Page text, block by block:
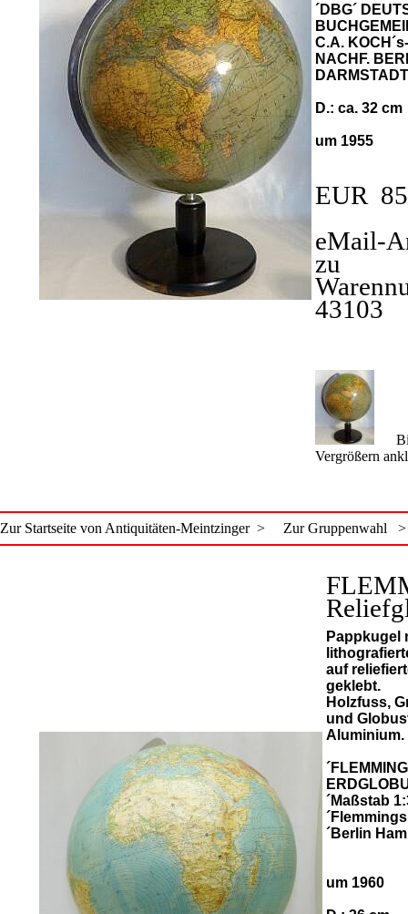
´DBG´
C.A.
NACHF.
DARMSTADT
D.: ca. 32 cm
um 1955
EUR
eMail-
zu
43103
Vergrößern
Zur Startseite von Antiquitäten-Meintzinger > Zur Gruppenwahl >
Pappkugel
auf
geklebt.
Holzfuss,
und
Aluminium.
´FLEMMING
´Maßstab
´Berlin
um 1960